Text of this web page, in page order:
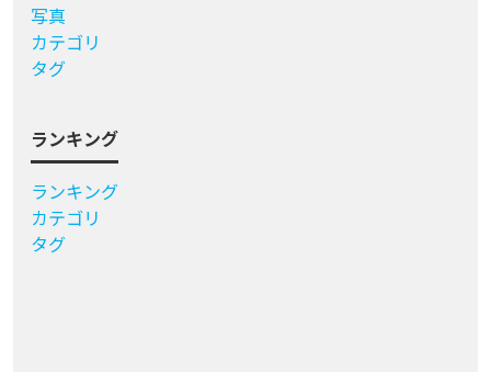
写真
カテゴリ
タグ
ランキング
ランキング
カテゴリ
タグ